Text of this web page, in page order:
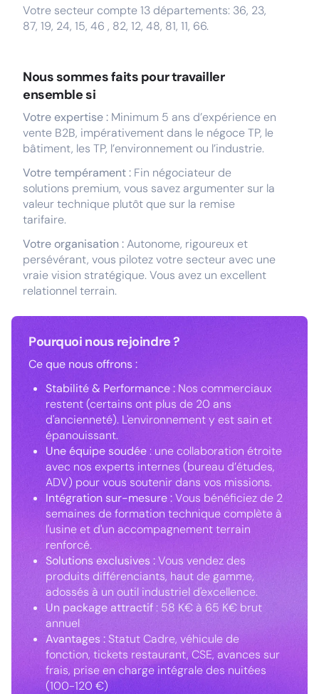
Votre secteur compte 13 départements: 36, 23,
87, 19, 24, 15, 46 , 82, 12, 48, 81, 11, 66.
Nous sommes faits pour travailler
ensemble si
Votre expertise : Minimum 5 ans d’expérience en
vente B2B, impérativement dans le négoce TP, le
bâtiment, les TP, l’environnement ou l’industrie.
Votre tempérament : Fin négociateur de
solutions premium, vous savez argumenter sur la
valeur technique plutôt que sur la remise
tarifaire.
Votre organisation :Autonome, rigoureux et
persévérant, vous pilotez votre secteur avec une
vraie vision stratégique. Vous avez un excellent
relationnel terrain.
Pourquoi nous rejoindre ?
Ce que nous offrons :
Stabilité & Performance : Nos commerciaux
restent (certains ont plus de 20 ans
d'ancienneté). L'environnement y est sain et
épanouissant.
Une équipe soudée: une collaboration étroite
avec nos experts internes (bureau d’études,
ADV) pour vous soutenir dans vos missions.
Intégration sur-mesure :Vous bénéficiez de 2
semaines de formation technique complète à
l'usine et d'un accompagnement terrain
renforcé.
Solutions exclusives :Vous vendez des
produits différenciants, haut de gamme,
adossés à un outil industriel d'excellence.
Un package attractif: 58 K€ à 65 K€ brut
annuel
Avantages :Statut Cadre, véhicule de
fonction, tickets restaurant, CSE, avances sur
frais, prise en charge intégrale des nuitées
(100-120 €)